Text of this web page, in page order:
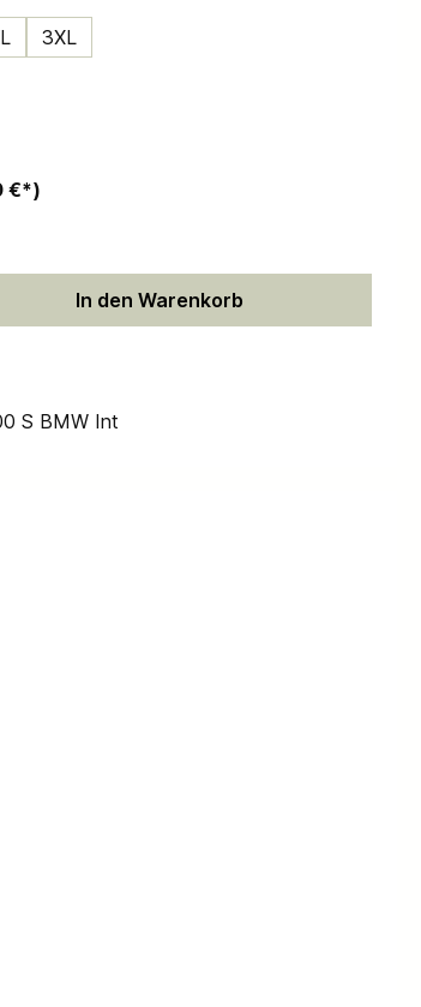
3XL
3,00 €*)auswählen
In den Warenkorb
S BMW Int